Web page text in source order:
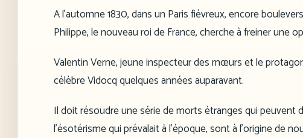
A l’automne 1830, dans un Paris fiévreux, encore
Philippe, le nouveau roi de France, cherche à freiner une
Valentin Verne, jeune inspecteur des mœurs et le
célèbre Vidocq quelques années auparavant.
Il doit résoudre une série de morts étranges qui peuvent
l’ésotérisme qui prévalait à l’époque, sont à l’origine de